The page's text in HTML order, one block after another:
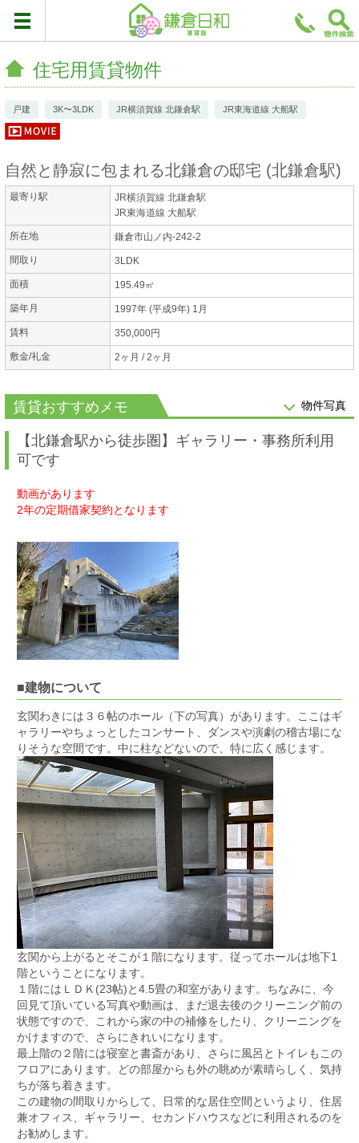
住宅用賃貸物件
戸建 3K〜3LDK JR横須賀線 北鎌倉駅 JR東海道線 大船駅
自然と静寂に包まれる北鎌倉の邸宅 (北鎌倉駅)
最寄り駅
JR横須賀線 北鎌倉駅
JR東海道線 大船駅
所在地 鎌倉市山ノ内-242-2
間取り 3LDK
面積 195.49㎡
築年月 1997年 (平成9年) 1月
賃料 350,000円
敷金/礼金 2ヶ月 / 2ヶ月
賃貸おすすめメモ 物件写真
【北鎌倉駅から徒歩圏】ギャラリー・事務所利用
可です
動画があります
2年の定期借家契約となります
■建物について
玄関わきには３６帖のホール（下の写真）があります。ここはギ
ャラリーやちょっとしたコンサート、ダンスや演劇の稽古場にな
りそうな空間です。中に柱などないので、特に広く感じます。
玄関から上がるとそこが１階になります。従ってホールは地下1
階ということになります。
１階にはＬＤＫ(23帖)と4.5畳の和室があります。ちなみに、今
回見て頂いている写真や動画は、まだ退去後のクリーニング前の
状態ですので、これから家の中の補修をしたり、クリーニングを
かけますので、さらにきれいになります。
最上階の２階には寝室と書斎があり、さらに風呂とトイレもこの
フロアにあります。どの部屋からも外の眺めが素晴らしく、気持
ちが落ち着きます。
この建物の間取りからして、日常的な居住空間というより、住居
兼オフィス、ギャラリー、セカンドハウスなどに利用されるのを
お勧めします。